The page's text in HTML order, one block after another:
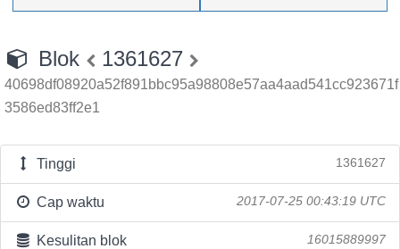
Blok 1361627
40698df08920a52f891bbc95a98808e57aa4aad541cc923671f
3586ed83ff2e1
Tinggi 1361627
Cap waktu 2017-07-25 00:43:19 UTC
Kesulitan blok 16015889997